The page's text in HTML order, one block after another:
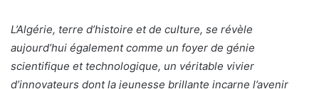
L’Algérie, terre d’histoire et de culture, se révèle
aujourd’hui également comme un foyer de génie
scientifique et technologique, un véritable vivier
d’innovateurs dont la jeunesse brillante incarne l’avenir